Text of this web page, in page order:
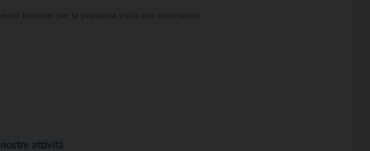
browser per la prossima volta che commento.
nostre attività